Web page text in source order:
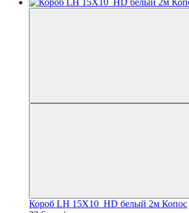
Короб LH 15X10_HD белый 2м Копос